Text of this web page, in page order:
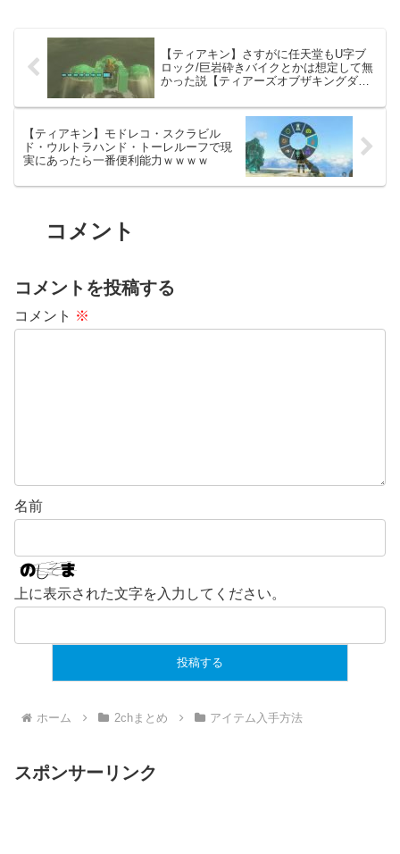
【ティアキン】さすがに任天堂もU字ブ
ロック/巨岩砕きバイクとかは想定して無
かった説【ティアーズオブザキングダ
【ティアキン】モドレコ・スクラビル
ド・ウルトラハンド・トーレルーフで現
実にあったら一番便利能力ｗｗｗｗ
コメント
コメントを投稿する
コメント ※
名前
上に表示された文字を入力してください。
ホーム 2chまとめ アイテム入手方法
スポンサーリンク